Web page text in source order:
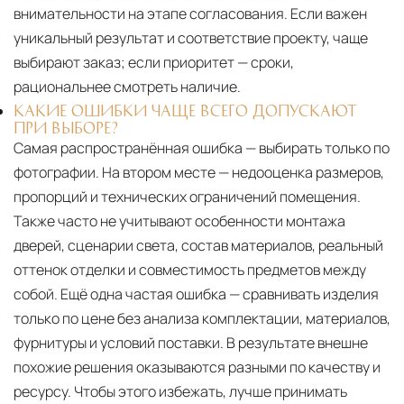
внимательности на этапе согласования. Если важен
уникальный результат и соответствие проекту, чаще
выбирают заказ; если приоритет — сроки,
рациональнее смотреть наличие.
КАКИЕ ОШИБКИ ЧАЩЕ ВСЕГО ДОПУСКАЮТ
ПРИ ВЫБОРЕ?
Самая распространённая ошибка — выбирать только по
фотографии. На втором месте — недооценка размеров,
пропорций и технических ограничений помещения.
Также часто не учитывают особенности монтажа
дверей, сценарии света, состав материалов, реальный
оттенок отделки и совместимость предметов между
собой. Ещё одна частая ошибка — сравнивать изделия
только по цене без анализа комплектации, материалов,
фурнитуры и условий поставки. В результате внешне
похожие решения оказываются разными по качеству и
ресурсу. Чтобы этого избежать, лучше принимать